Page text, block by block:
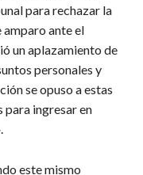
para rechazar la
amparo ante el
un aplazamiento de
personales y
se opuso a estas
para ingresar en
este mismo